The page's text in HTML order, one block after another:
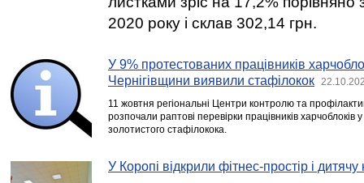
2020 року і склав 302,14 грн.
У 9% протестованих працівників
Чернігівщини виявили стафілокок
11 жовтня регіональні Центри контролю та
розпочали раптові перевірки працівників харчоблоків
золотистого стафілокока.
У Коропі відкрили фітнес-простір і дитячу